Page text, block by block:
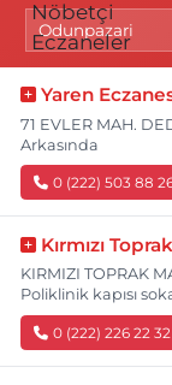
Yaren
71 EVLER MAH.
Arkasında
0 (222) 503 88
Kırmızı
KIRMIZI TOPRAK
Poliklinik kapısı
0 (222) 226 22 32